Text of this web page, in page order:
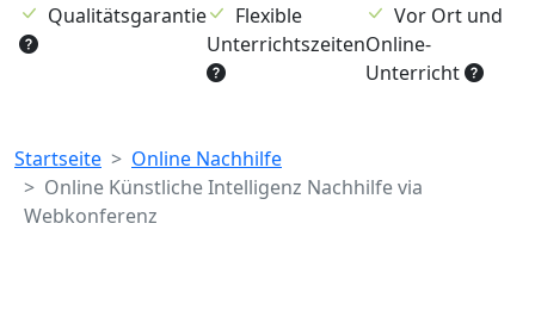
Qualitätsgarantie
Flexible
Unterrichtszeiten
Vor Ort und
Online-
Unterricht
Breadcrumb
Startseite
Online Nachhilfe
Online Künstliche Intelligenz Nachhilfe via
Webkonferenz